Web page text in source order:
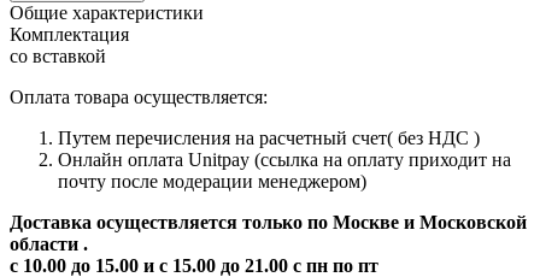
Общие характеристики
Комплектация
со вставкой
Оплата товара осуществляется:
Путем перечисления на расчетный счет( без НДС )
Онлайн оплата Unitpay (ссылка на оплату приходит на
почту после модерации менеджером)
Доставка осуществляется только по Москве и Московской
области .
с 10.00 до 15.00 и с 15.00 до 21.00 с пн по пт